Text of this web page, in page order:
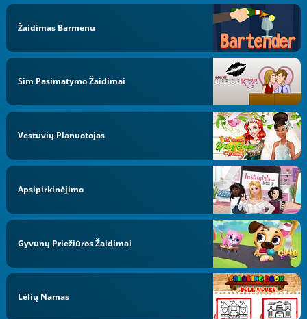
Žaidimas Barmenu
Sim Pasimatymo Žaidimai
Vestuvių Planuotojas
Apsipirkinėjimo
Gyvunų Priežiūros Žaidimai
Lėlių Namas